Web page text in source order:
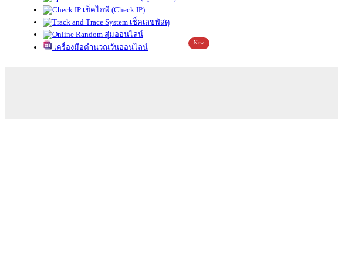
เช็คไอพี (Check IP)
เช็คเลขพัสดุ
สุ่มออนไลน์
เครื่องมือคำนวณวันออนไลน์
New